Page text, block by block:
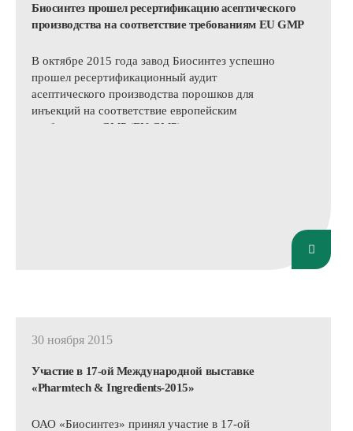
Биосинтез прошел ресертификацию асептического
производства на соответствие требованиям ЕU GMP
В октябре 2015 года завод Биосинтез успешно
прошел ресертификационный аудит
асептического производства порошков для
инъекций на соответствие европейским
требованиям GMP (EU GMP).
30 ноября 2015
Участие в 17-ой Международной выставке
«Pharmtech & Ingredients-2015»
ОАО «Биосинтез» принял участие в 17-ой